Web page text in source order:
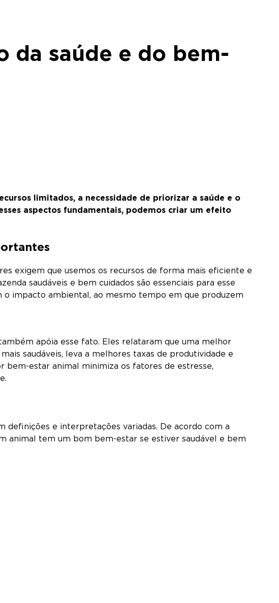
da saúde e do bem-
limitados, a necessidade de priorizar a saúde e o
aspectos fundamentais, podemos criar um efeito
exigem que usemos os recursos de forma mais eficiente e
saudáveis e bem cuidados são essenciais para esse
impacto ambiental, ao mesmo tempo em que produzem
apóia esse fato. Eles relataram que uma melhor
saudáveis, leva a melhores taxas de produtividade e
bem-estar animal minimiza os fatores de estresse,
e interpretações variadas. De acordo com a
animal tem um bom bem-estar se estiver saudável e bem